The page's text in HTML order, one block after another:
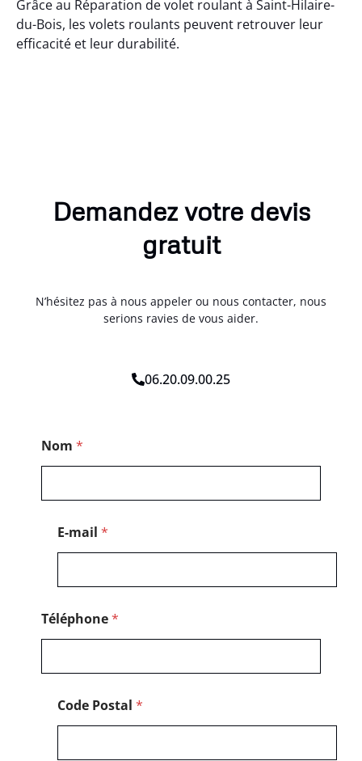
Grâce au Réparation de volet roulant à Saint-Hilaire-
du-Bois, les volets roulants peuvent retrouver leur
efficacité et leur durabilité.
Demandez votre devis
gratuit
N’hésitez pas à nous appeler ou nous contacter, nous
serions ravies de vous aider.
06.20.09.00.25
Nom *
E-mail *
Téléphone*
Code Postal *